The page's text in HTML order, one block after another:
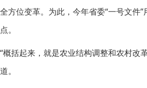
全方位变革。为此，今年省委“一号文件
点。
“概括起来，就是农业结构调整和农村改
道。